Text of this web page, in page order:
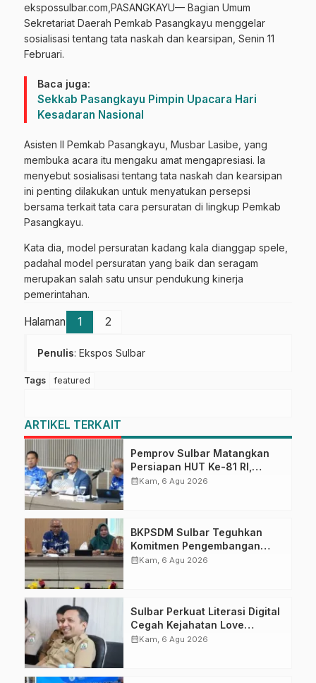
ekspossulbar.com,PASANGKAYU— Bagian Umum
Sekretariat Daerah Pemkab Pasangkayu menggelar
sosialisasi tentang tata naskah dan kearsipan, Senin 11
Februari.
Baca juga:
Sekkab Pasangkayu Pimpin Upacara Hari
Kesadaran Nasional
Asisten II Pemkab Pasangkayu, Musbar Lasibe, yang
membuka acara itu mengaku amat mengapresiasi. Ia
menyebut sosialisasi tentang tata naskah dan kearsipan
ini penting dilakukan untuk menyatukan persepsi
bersama terkait tata cara persuratan di lingkup Pemkab
Pasangkayu.
Kata dia, model persuratan kadang kala dianggap spele,
padahal model persuratan yang baik dan seragam
merupakan salah satu unsur pendukung kinerja
pemerintahan.
Halaman 1 2
Penulis: Ekspos Sulbar
Tags featured
ARTIKEL TERKAIT
Pemprov Sulbar Matangkan
Persiapan HUT Ke-81 RI,
Puncak Upacara di Lapangan
calendar_monthKam, 6 Agu 2026
BKPSDM Sulbar Teguhkan
Komitmen Pengembangan
Kompetensi ASN melalui
calendar_monthKam, 6 Agu 2026
Sulbar Perkuat Literasi Digital
Cegah Kejahatan Love
Scamming
calendar_monthKam, 6 Agu 2026